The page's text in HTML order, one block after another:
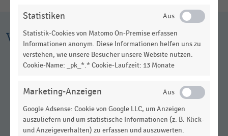
Weitere Infografiken
Statistiken
Statistik-Cookies von Matomo On-Premise erfassen
Informationen anonym. Diese Informationen helfen uns zu
verstehen, wie unsere Besucher unsere Website nutzen.
Cookie-Name: _pk_*.* Cookie-Laufzeit: 13 Monate
Marketing-Anzeigen
Google Adsense: Cookie von Google LLC, um Anzeigen
auszuliefern und um statistische Informationen (z. B. Klick-
und Anzeigeverhalten) zu erfassen und auszuwerten.